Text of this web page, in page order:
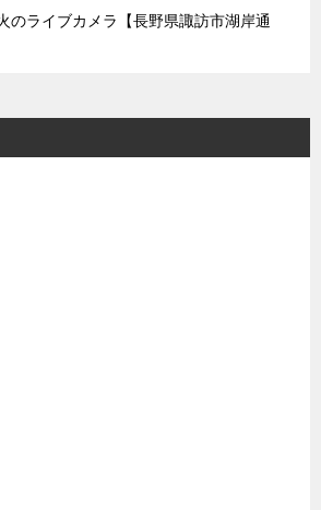
のライブカメラ【長野県諏訪市湖岸通